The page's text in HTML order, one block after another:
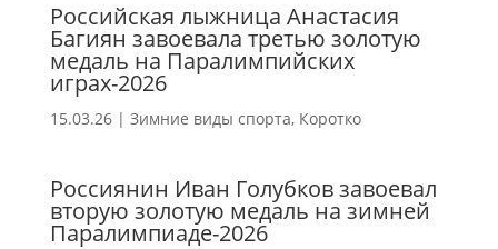
Российская лыжница Анастасия
Багиян завоевала третью золотую
медаль на Паралимпийских
играх-2026
15.03.26| Зимние виды спорта, Коротко
Россиянин Иван Голубков завоевал
вторую золотую медаль на зимней
Паралимпиаде-2026